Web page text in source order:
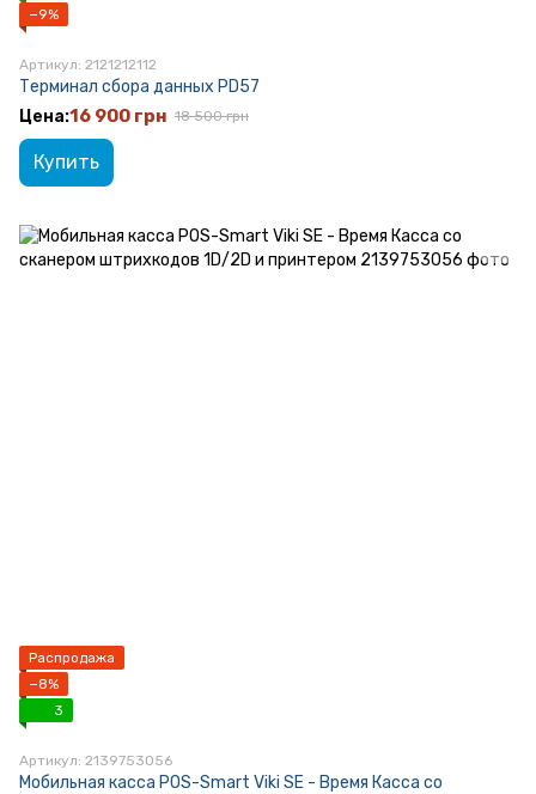
−9%
Артикул: 2121212112
Терминал сбора данных PD57
16 900 грн 18 500 грн
Купить
Распродажа
−8%
3
Артикул: 2139753056
Мобильная касса POS-Smart Viki SE - Время Касса со